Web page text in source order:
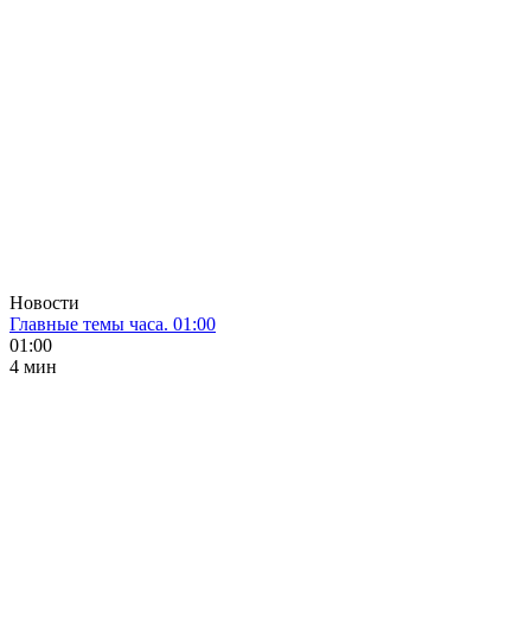
Новости
Главные темы часа. 01:00
01:00
4 мин